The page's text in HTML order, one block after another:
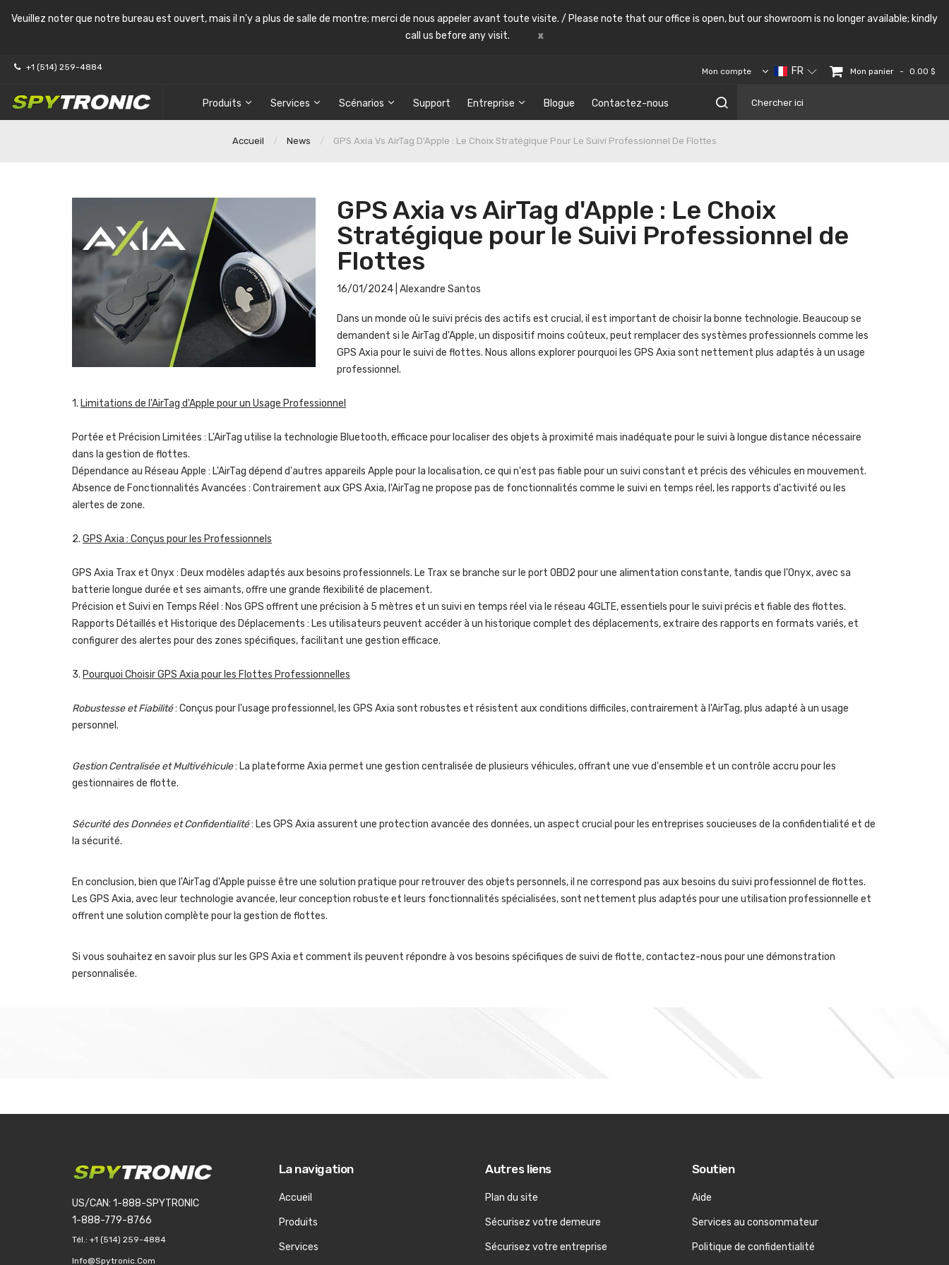
Veuillez noter que notre bureau est ouvert, mais il n'y a plus de salle de montre; merci de nous appeler avant toute visite. / Please note that our office is open, but our showroom is no longer available; kindly
call us before any visit.
x
+1 (514) 259-4884 Mon compte FR Mon panier - 0.00 $
Produits Services Scénarios Support Entreprise Blogue Contactez-nous
Accueil News GPS Axia Vs AirTag D'Apple : Le Choix Stratégique Pour Le Suivi Professionnel De Flottes
GPS Axia vs AirTag d'Apple : Le Choix
Stratégique pour le Suivi Professionnel de
Flottes
16/01/2024 | Alexandre Santos
Dans un monde où le suivi précis des actifs est crucial, il est important de choisir la bonne technologie. Beaucoup se
demandent si le AirTag d'Apple, un dispositif moins coûteux, peut remplacer des systèmes professionnels comme les
GPS Axia pour le suivi de flottes. Nous allons explorer pourquoi les GPS Axia sont nettement plus adaptés à un usage
professionnel.
1. Limitations de l'AirTag d'Apple pour un Usage Professionnel
Portée et Précision Limitées : L'AirTag utilise la technologie Bluetooth, efficace pour localiser des objets à proximité mais inadéquate pour le suivi à longue distance nécessaire
dans la gestion de flottes.
Dépendance au Réseau Apple : L'AirTag dépend d'autres appareils Apple pour la localisation, ce qui n'est pas fiable pour un suivi constant et précis des véhicules en mouvement.
Absence de Fonctionnalités Avancées : Contrairement aux GPS Axia, l'AirTag ne propose pas de fonctionnalités comme le suivi en temps réel, les rapports d'activité ou les
alertes de zone.
2. GPS Axia : Conçus pour les Professionnels
GPS Axia Trax et Onyx : Deux modèles adaptés aux besoins professionnels. Le Trax se branche sur le port OBD2 pour une alimentation constante, tandis que l'Onyx, avec sa
batterie longue durée et ses aimants, offre une grande flexibilité de placement.
Précision et Suivi en Temps Réel : Nos GPS offrent une précision à 5 mètres et un suivi en temps réel via le réseau 4GLTE, essentiels pour le suivi précis et fiable des flottes.
Rapports Détaillés et Historique des Déplacements : Les utilisateurs peuvent accéder à un historique complet des déplacements, extraire des rapports en formats variés, et
configurer des alertes pour des zones spécifiques, facilitant une gestion efficace.
3. Pourquoi Choisir GPS Axia pour les Flottes Professionnelles
Robustesse et Fiabilité: Conçus pour l'usage professionnel, les GPS Axia sont robustes et résistent aux conditions difficiles, contrairement à l'AirTag, plus adapté à un usage
personnel.
Gestion Centralisée et Multivéhicule: La plateforme Axia permet une gestion centralisée de plusieurs véhicules, offrant une vue d'ensemble et un contrôle accru pour les
gestionnaires de flotte.
Sécurité des Données et Confidentialité: Les GPS Axia assurent une protection avancée des données, un aspect crucial pour les entreprises soucieuses de la confidentialité et de
la sécurité.
En conclusion, bien que l'AirTag d'Apple puisse être une solution pratique pour retrouver des objets personnels, il ne correspond pas aux besoins du suivi professionnel de flottes.
Les GPS Axia, avec leur technologie avancée, leur conception robuste et leurs fonctionnalités spécialisées, sont nettement plus adaptés pour une utilisation professionnelle et
offrent une solution complète pour la gestion de flottes.
Si vous souhaitez en savoir plus sur les GPS Axia et comment ils peuvent répondre à vos besoins spécifiques de suivi de flotte, contactez-nous pour une démonstration
personnalisée.
US/CAN: 1-888-SPYTRONIC
1-888-779-8766
Tél.: +1 (514) 259-4884
Info@spytronic.com
La navigation
Accueil
Produits
Services
Autres liens
Plan du site
Sécurisez votre demeure
Sécurisez votre entreprise
Soutien
Aide
Services au consommateur
Politique de confidentialité